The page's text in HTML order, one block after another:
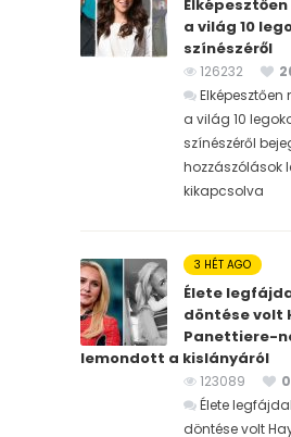
a világ 10
színészéről
126232
a világ 10
színészéről
hozzászólások
kikapcsolva
3 HÉT AGO
Élete
döntése volt
Panettiere-
lemondott a kislányáról
123089
0
Élete
döntése volt